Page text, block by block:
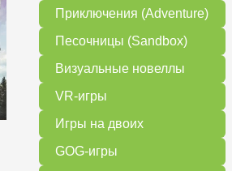
Приключения (Adventure)
Песочницы (Sandbox)
Визуальные новеллы
VR-игры
Игры на двоих
GOG-игры